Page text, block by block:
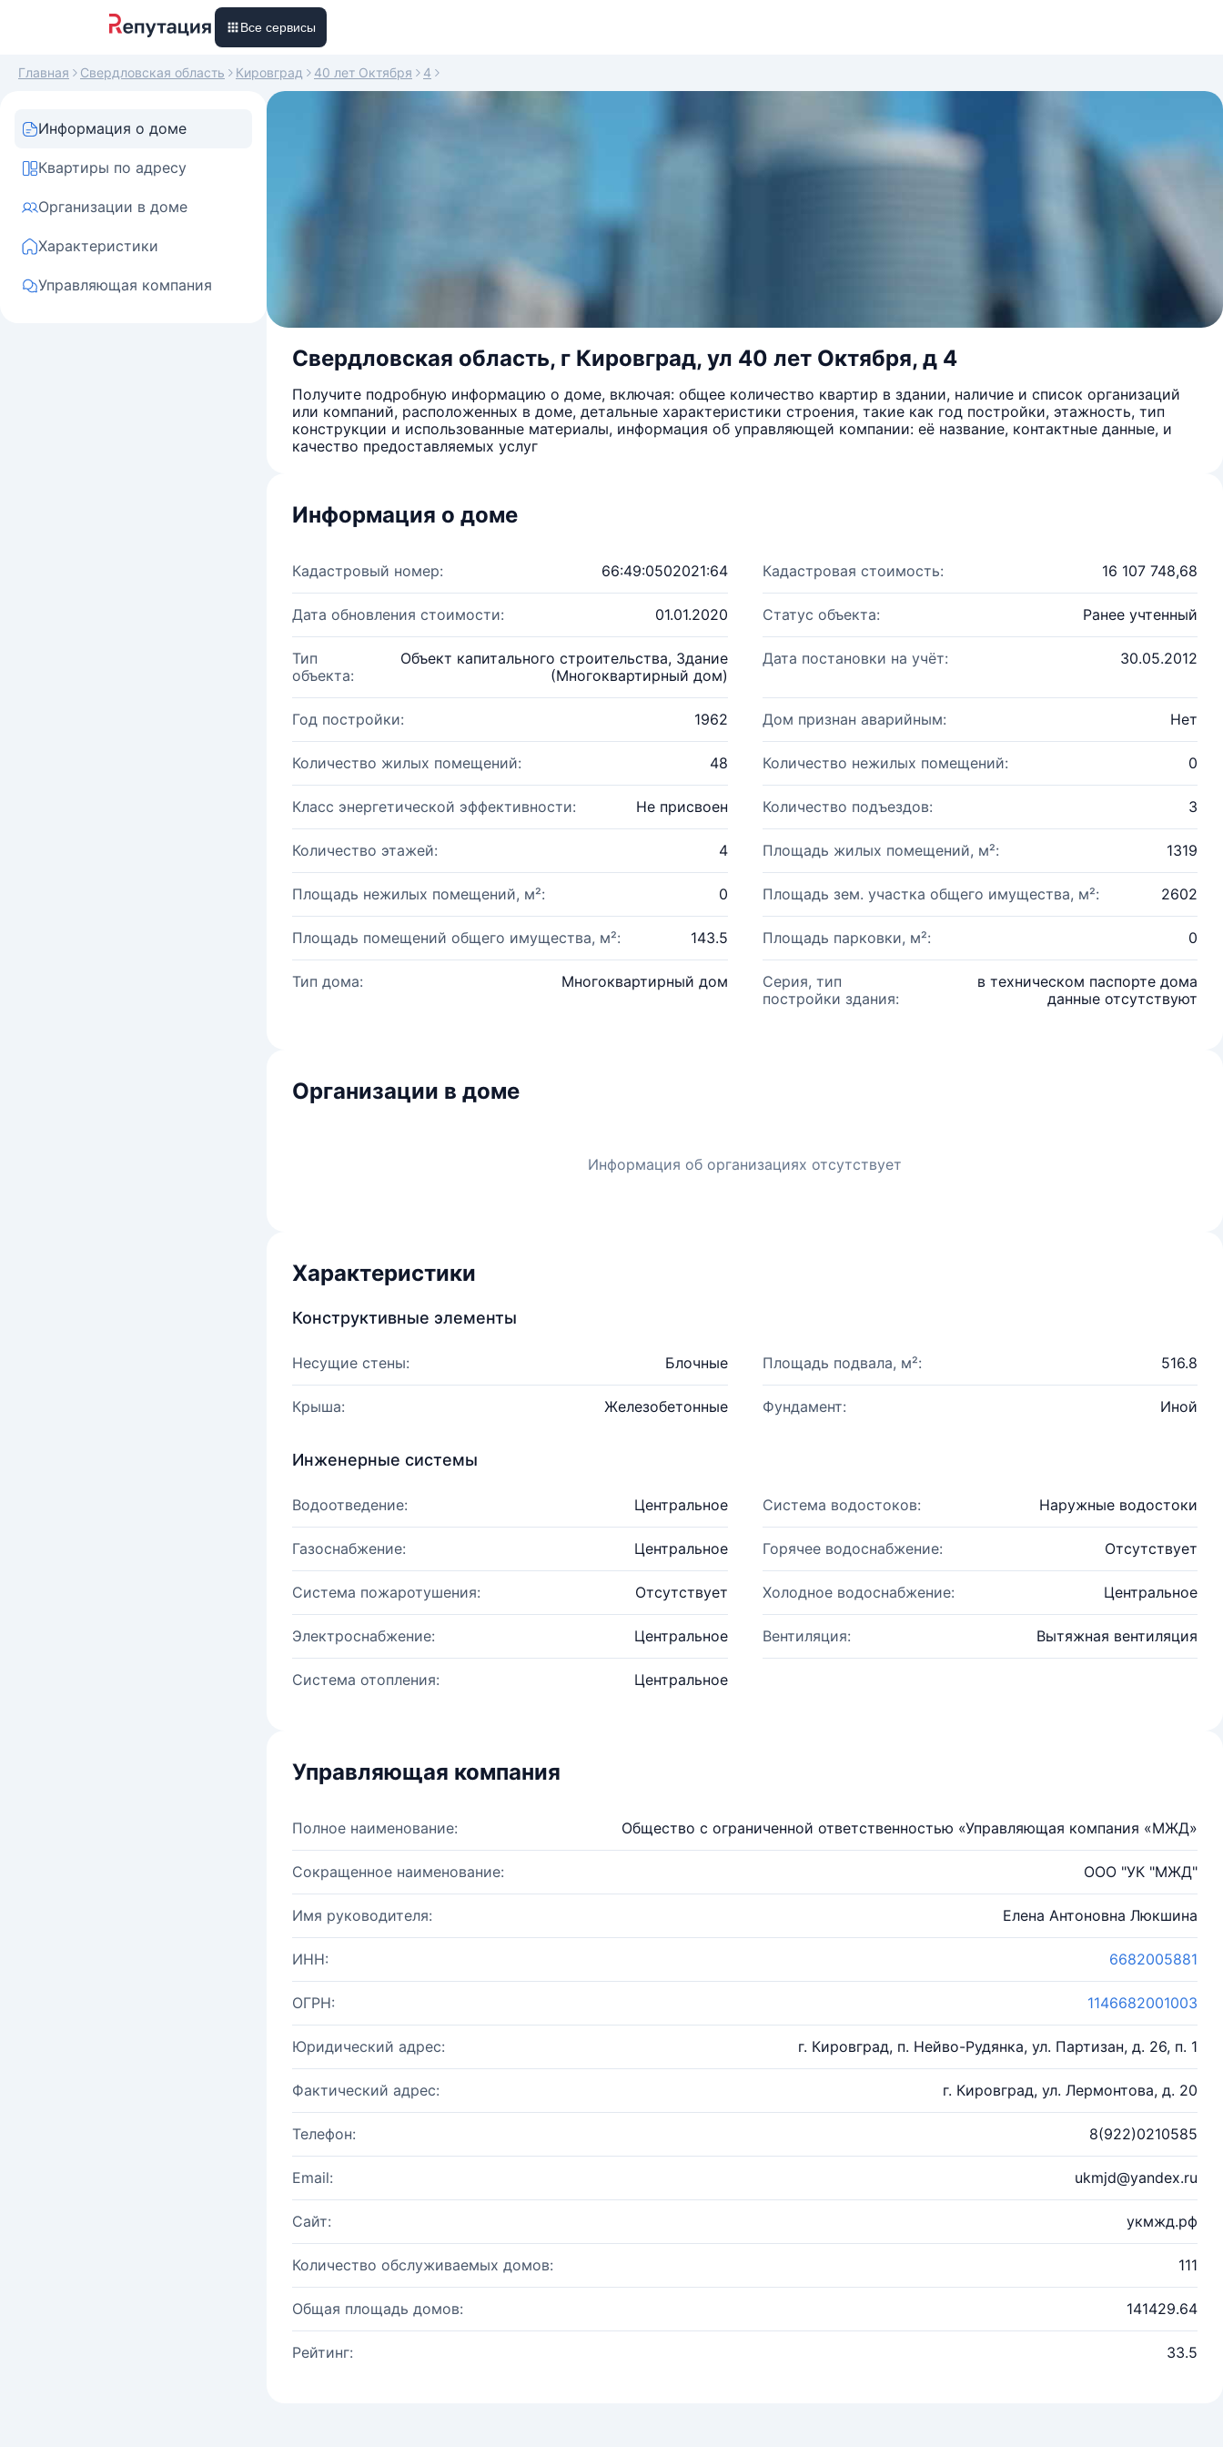
Все сервисы
Главная Свердловская область Кировград 40 лет Октября 4
Информация о доме
Квартиры по адресу
Организации в доме
Характеристики
Управляющая компания
Свердловская область, г Кировград, ул 40 лет Октября, д 4
Получите подробную информацию о доме, включая: общее количество квартир в здании, наличие и список организаций
или компаний, расположенных в доме, детальные характеристики строения, такие как год постройки, этажность, тип
конструкции и использованные материалы, информация об управляющей компании: её название, контактные данные, и
качество предоставляемых услуг
Информация о доме
Кадастровый номер: 66:49:0502021:64 Кадастровая стоимость: 16 107 748,68
Дата обновления стоимости: 01.01.2020 Статус объекта: Ранее учтенный
Тип
объекта:
Объект капитального строительства, Здание
(Многоквартирный дом)
Дата постановки на учёт: 30.05.2012
Год постройки: 1962 Дом признан аварийным: Нет
Количество жилых помещений: 48 Количество нежилых помещений: 0
Класс энергетической эффективности: Не присвоен Количество подъездов: 3
Количество этажей: 4 Площадь жилых помещений, м²: 1319
Площадь нежилых помещений, м²: 0 Площадь зем. участка общего имущества, м²: 2602
Площадь помещений общего имущества, м²: 143.5 Площадь парковки, м²: 0
Тип дома: Многоквартирный дом
Серия, тип
постройки здания:
в техническом паспорте дома
данные отсутствуют
Организации в доме
Информация об организациях отсутствует
Характеристики
Конструктивные элементы
Несущие стены: Блочные Площадь подвала, м²: 516.8
Крыша: Железобетонные Фундамент: Иной
Инженерные системы
Водоотведение: Центральное Система водостоков: Наружные водостоки
Газоснабжение: Центральное Горячее водоснабжение: Отсутствует
Система пожаротушения: Отсутствует Холодное водоснабжение: Центральное
Электроснабжение: Центральное Вентиляция: Вытяжная вентиляция
Система отопления: Центральное
Управляющая компания
Полное наименование: Общество с ограниченной ответственностью «Управляющая компания «МЖД»
Сокращенное наименование: ООО "УК "МЖД"
Имя руководителя: Елена Антоновна Люкшина
ИНН: 6682005881
ОГРН: 1146682001003
Юридический адрес: г. Кировград, п. Нейво-Рудянка, ул. Партизан, д. 26, п. 1
Фактический адрес: г. Кировград, ул. Лермонтова, д. 20
Телефон: 8(922)0210585
Email: ukmjd@yandex.ru
Сайт: укмжд.рф
Количество обслуживаемых домов: 111
Общая площадь домов: 141429.64
Рейтинг: 33.5